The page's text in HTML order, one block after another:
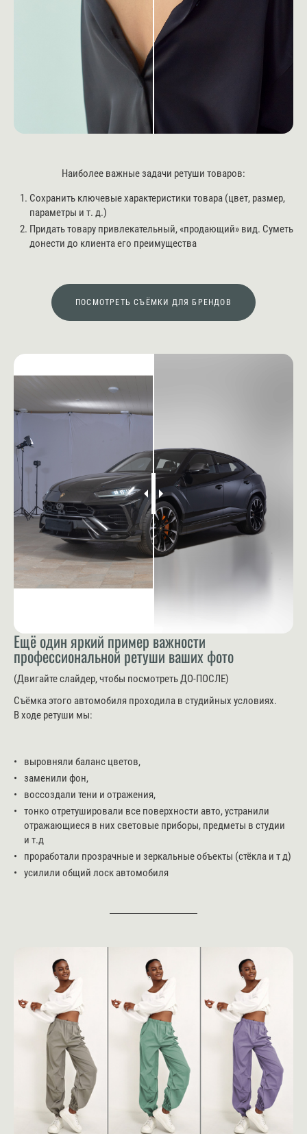
Наиболее важные задачи ретуши товаров:
Сохранить ключевые характеристики товара (цвет, размер,
параметры и т. д.)
Придать товару привлекательный, «продающий» вид. Суметь
донести до клиента его преимущества
ПОСМОТРЕТЬ СЪЁМКИ ДЛЯ БРЕНДОВ
Ещё один яркий пример важности
профессиональной ретуши ваших фото
(Двигайте слайдер, чтобы посмотреть ДО-ПОСЛЕ)
Съёмка этого автомобиля проходила в студийных условиях.
В ходе ретуши мы:
выровняли баланс цветов,
заменили фон,
воссоздали тени и отражения,
тонко отретушировали все поверхности авто, устранили
отражающиеся в них световые приборы, предметы в студии
и т.д
проработали прозрачные и зеркальные объекты (стёкла и т д)
усилили общий лоск автомобиля